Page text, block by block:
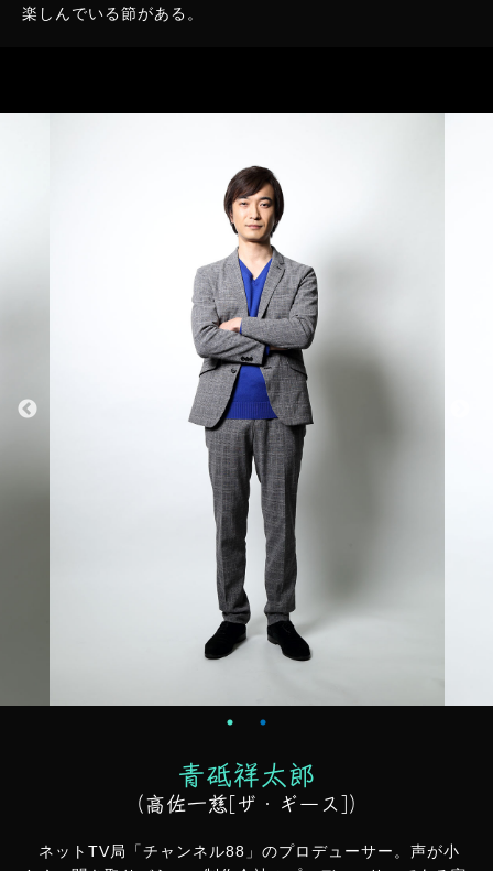
楽しんでいる節がある。
青砥祥太郎
（高佐一慈[ザ・ギース]）
ネットTV局「チャンネル88」のプロデューサー。声が小